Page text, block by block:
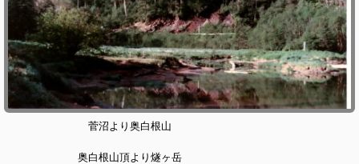
菅沼より奥白根山
奥白根山頂より燧ヶ岳